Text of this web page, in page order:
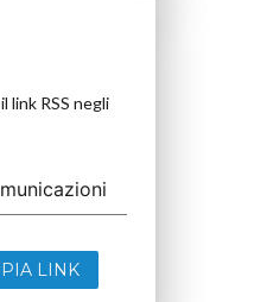
link RSS negli
LINK